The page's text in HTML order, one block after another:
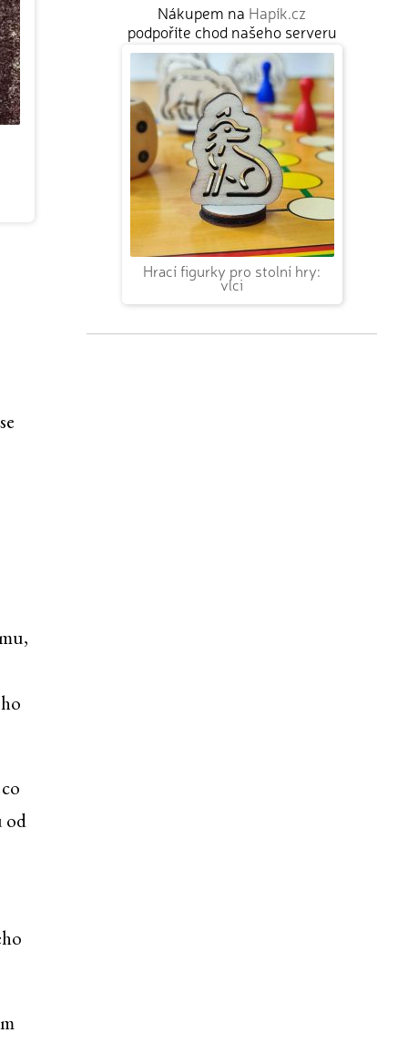
od
Nákupem na Hapík.cz
podpoříte chod našeho serveru
Hrací figurky pro stolní hry:
vlci